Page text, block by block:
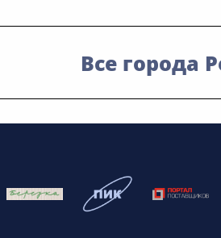
Все города